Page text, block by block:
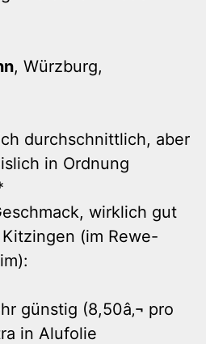
, Würzburg,
durchschnittlich, aber
in Ordnung
wirklich gut
Kitzingen (im Rewe-
günstig (8,50â‚¬ pro
in Alufolie